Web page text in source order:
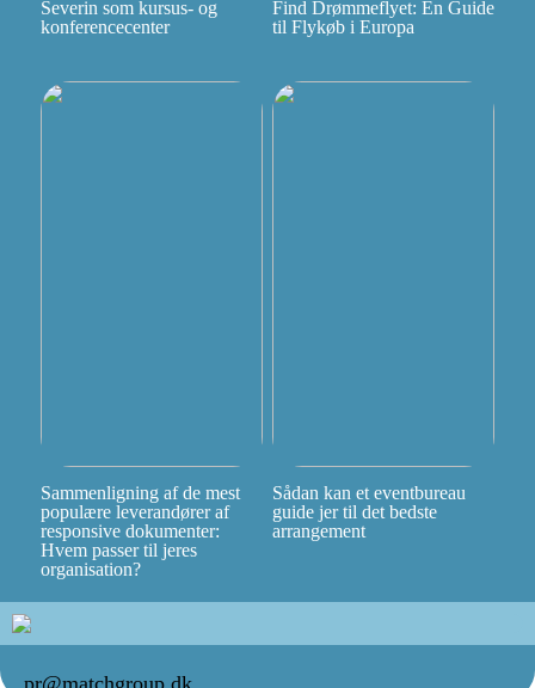
Severin som kursus- og
konferencecenter
Find Drømmeflyet: En Guide
til Flykøb i Europa
Sammenligning af de mest
populære leverandører af
responsive dokumenter:
Hvem passer til jeres
organisation?
Sådan kan et eventbureau
guide jer til det bedste
arrangement
pr@matchgroup.dk